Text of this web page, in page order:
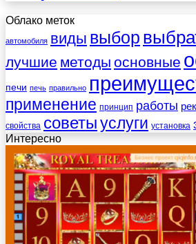
Облако меток
автомобиля виды выбор
лучшие методы основные
печи печь правильно
применение принцип работы
свойства советыуслуги установка
Интересно